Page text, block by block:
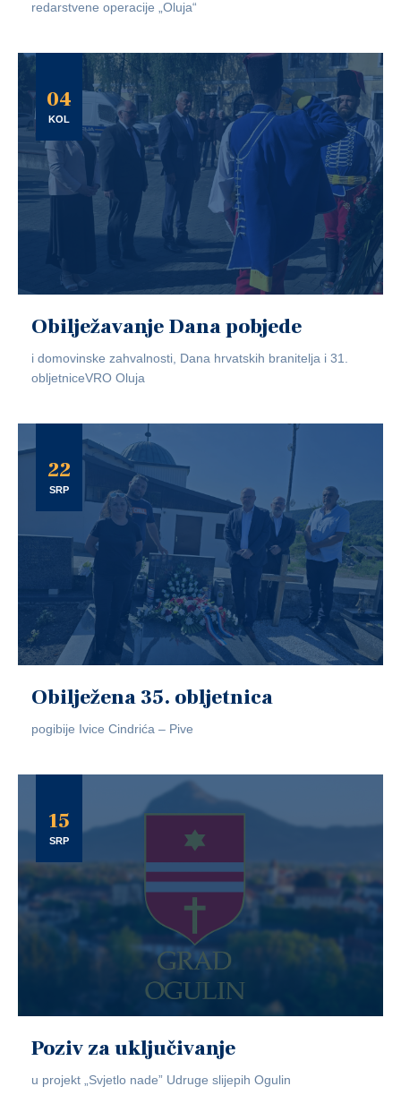
redarstvene operacije „Oluja“
04
KOL
Obilježavanje Dana pobjede
i domovinske zahvalnosti, Dana hrvatskih branitelja i 31.
obljetniceVRO Oluja
22
SRP
Obilježena 35. obljetnica
pogibije Ivice Cindrića – Pive
15
SRP
Poziv za uključivanje
u projekt „Svjetlo nade” Udruge slijepih Ogulin